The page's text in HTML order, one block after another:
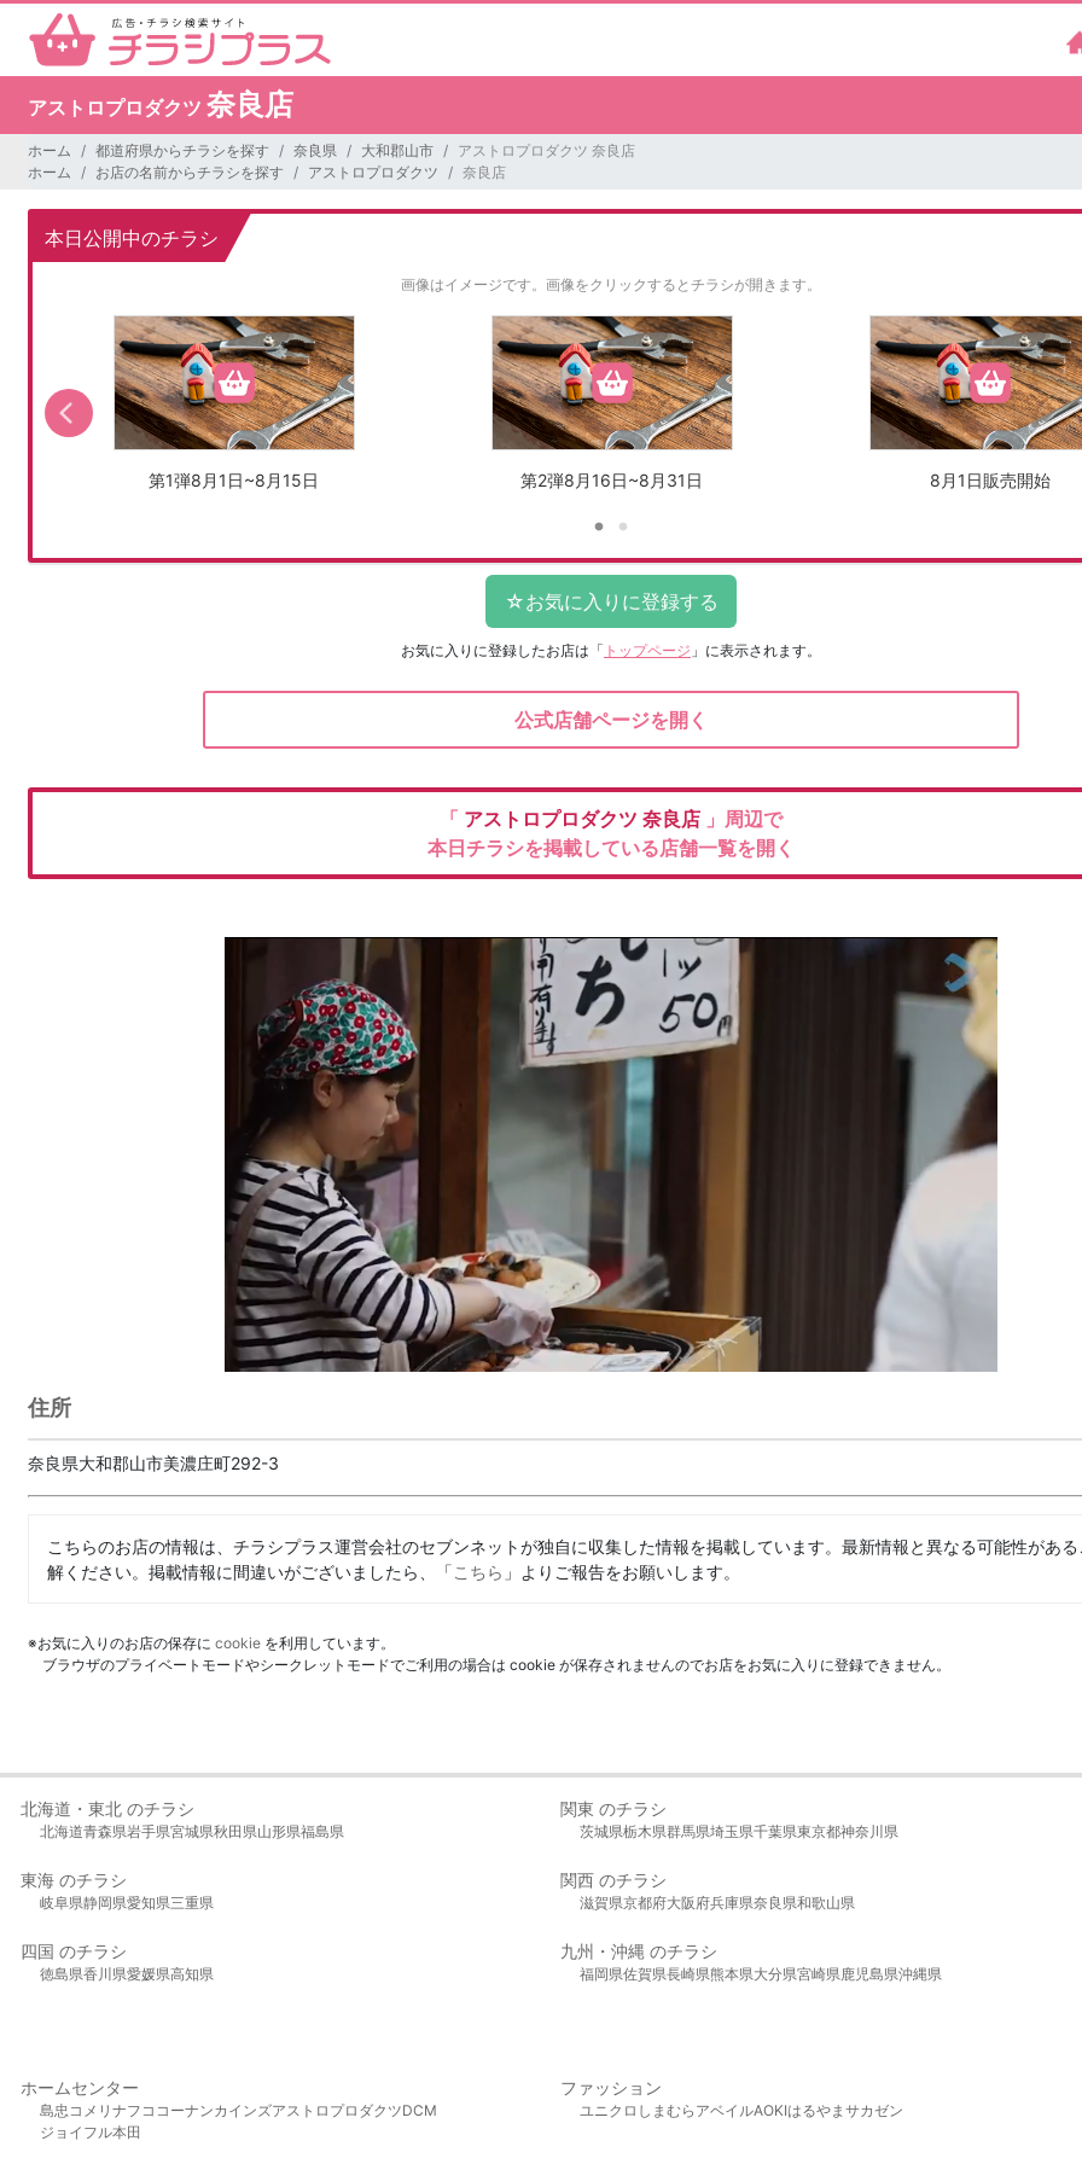
アストロプロダクツ 奈良店
ホーム 都道府県からチラシを探す 奈良県 大和郡山市
アストロプロダクツ 奈良店
ホーム
お店の名前からチラシを探す アストロプロダクツ 奈良店
本日公開中のチラシ
画像はイメージです。 画像をクリックするとチラシが開きます。
第1弾8月1日~8月15日 第2弾8月16日~8月31日 8月1日販売開始
お気に入りに登録したお店は 「 トップページ 」に表示されます。
公式店舗ページを開く
「 アストロプロダクツ 奈良店 」周辺で
本日チラシを掲載している店舗一覧を開く
住所
奈良県大和郡山市美濃庄町292-3
こちらのお店の情報は、チラシプラス運営会社のセブンネットが独自に収集した情報を掲載しています。最新情報と異なる可能性があ
解ください。掲載情報に間違いがございましたら、「こちら 」よりご報告をお願いします。
※お気に入りのお店の保存に cookie を利用しています。
ブラウザのプライベートモードやシークレットモードでご利用の場合は cookie が保存されませんのでお店をお気に入りに登録できません。
北海道・東北 のチラシ
北海道青森県岩手県宮城県秋田県山形県福島県
関東 のチラシ
茨城県栃木県群馬県埼玉県千葉県東京都神奈川県
東海 のチラシ
岐阜県静岡県愛知県三重県
関西 のチラシ
滋賀県京都府大阪府兵庫県奈良県和歌山県
四国 のチラシ
徳島県香川県愛媛県高知県
九州・沖縄 のチラシ
福岡県佐賀県長崎県熊本県大分県宮崎県鹿児島県沖縄県
ホームセンター
島忠 コメリ ナフコ コーナンカインズアストロプロダクツDCM
ジョイフル本田
ファッション
ユニクロ しまむら アベイルAOKIはるやま サカゼン